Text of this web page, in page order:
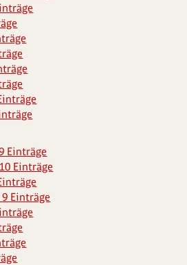
Einträge
Einträge
Einträge